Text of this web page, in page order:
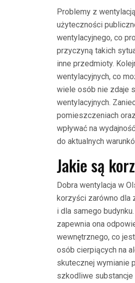
Problemy z
użyteczności
wentylacyjnego, co
przyczyną takich
inne przedmioty.
wentylacyjnych, co
wiele osób nie zdaje
wentylacyjnych.
pomieszczeniach
wpływać na
do aktualnych
Jakie są
Dobra wentylacja w
korzyści zarówno dla
i dla samego
zapewnia ona
wewnętrznego, co
osób cierpiących na
skutecznej wymianie
szkodliwe substancje